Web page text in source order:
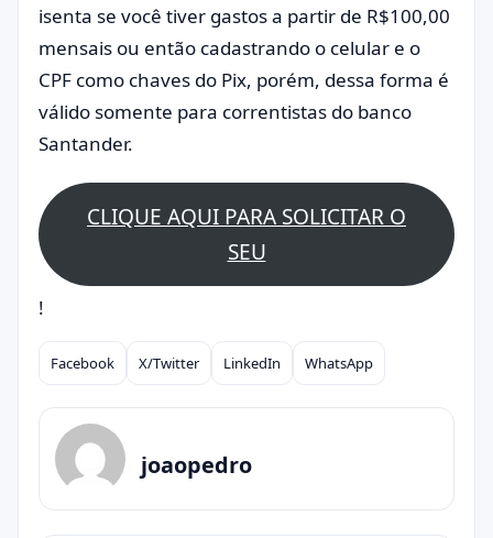
isenta se você tiver gastos a partir de R$100,00
mensais ou então cadastrando o celular e o
CPF como chaves do Pix, porém, dessa forma é
válido somente para correntistas do banco
Santander.
CLIQUE AQUI PARA SOLICITAR O
SEU
!
Compartilhar
Facebook X/Twitter LinkedIn WhatsApp
joaopedro